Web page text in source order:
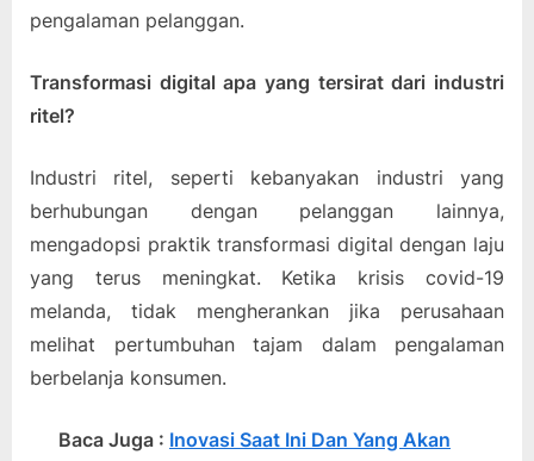
pengalaman pelanggan.
Transformasi digital apa yang tersirat dari industri
ritel?
Industri ritel, seperti kebanyakan industri yang
berhubungan dengan pelanggan lainnya,
mengadopsi praktik transformasi digital dengan laju
yang terus meningkat. Ketika krisis covid-19
melanda, tidak mengherankan jika perusahaan
melihat pertumbuhan tajam dalam pengalaman
berbelanja konsumen.
Baca Juga : Inovasi Saat Ini Dan Yang Akan